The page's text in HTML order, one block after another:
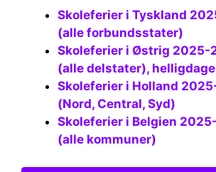
Skoleferier i Tyskland 2025-2026-2027
(alle forbundsstater)
Skoleferier i Østrig 2025-2026-2027
(alle delstater), helligdage
Skoleferier i Holland 2025-2026-2027
(Nord, Central, Syd)
Skoleferier i Belgien 2025-2026-2027
(alle kommuner)